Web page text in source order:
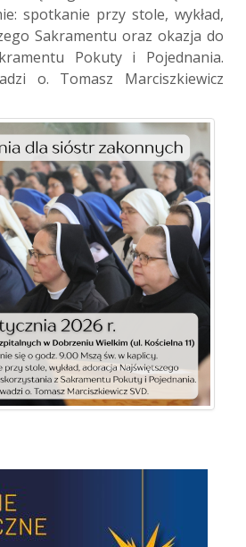
spotkanie przy stole, wykład,
Sakramentu oraz okazja do
Pokuty i Pojednania.
o. Tomasz Marciszkiewicz